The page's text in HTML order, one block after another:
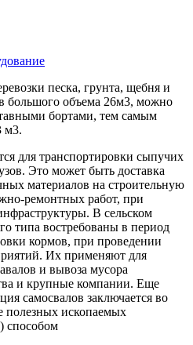
песка, грунта, щебня и
большого объема 26м3, можно
бортами, тем самым
м3.
для транспортировки сыпучих
Это может быть доставка
материалов на строительную
ремонтных работ, при
В сельском
типа востребованы в период
кормов, при проведении
Их применяют для
и вывоза мусора
и крупные компании. Еще
самосвалов заключается во
полезных ископаемых
способом